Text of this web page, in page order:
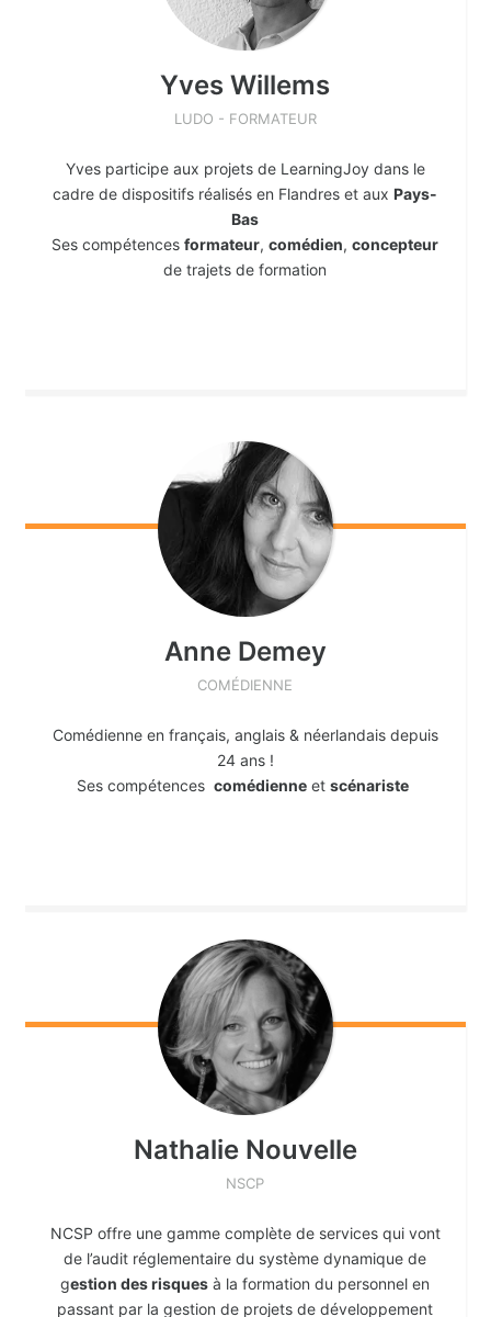
Yves Willems
LUDO - FORMATEUR
Yves participe aux projets de LearningJoy dans le
cadre de dispositifs réalisés en Flandres et auxPays-
Bas
Ses compétencesformateur,comédien,concepteur
de trajets de formation
Anne Demey
COMÉDIENNE
Comédienne en français, anglais & néerlandais depuis
24 ans !
Ses compétencescomédienne etscénariste
Nathalie Nouvelle
NSCP
NCSP offre une gamme complète de services qui vont
de l’audit réglementaire du système dynamique de
gestion des risques à la formation du personnel en
passant par la gestion de projets de développement